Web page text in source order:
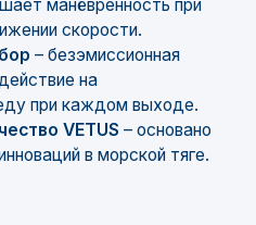
манёвренность при
скорости.
– безэмиссионная
на
при каждом выходе.
VETUS – основано
в морской тяге.